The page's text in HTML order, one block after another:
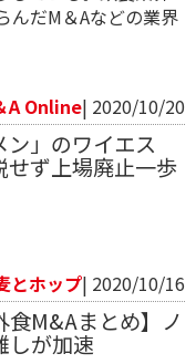
んだM＆Aなどの業界
A Online| 2020/10/20
ン」のワイエス
せず上場廃止一歩
とホップ| 2020/10/16
食M&Aまとめ】ノ
しが加速